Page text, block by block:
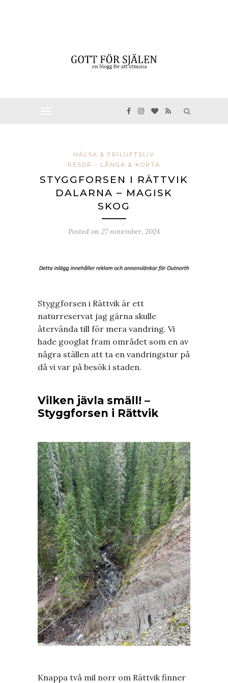
HÄLSA & FRILUFTSLIV
RESOR - LÅNGA & KORTA
STYGGFORSEN I RÄTTVIK
DALARNA – MAGISK
SKOG
Posted on 27 november, 2024
Styggforsen i Rättvik är ett
naturreservat jag gärna skulle
återvända till för mera vandring. Vi
hade googlat fram området som en av
några ställen att ta en vandringstur på
då vi var på besök i staden.
Vilken jävla smäll! –
Styggforsen i Rättvik
Knappa två mil norr om Rättvik finner